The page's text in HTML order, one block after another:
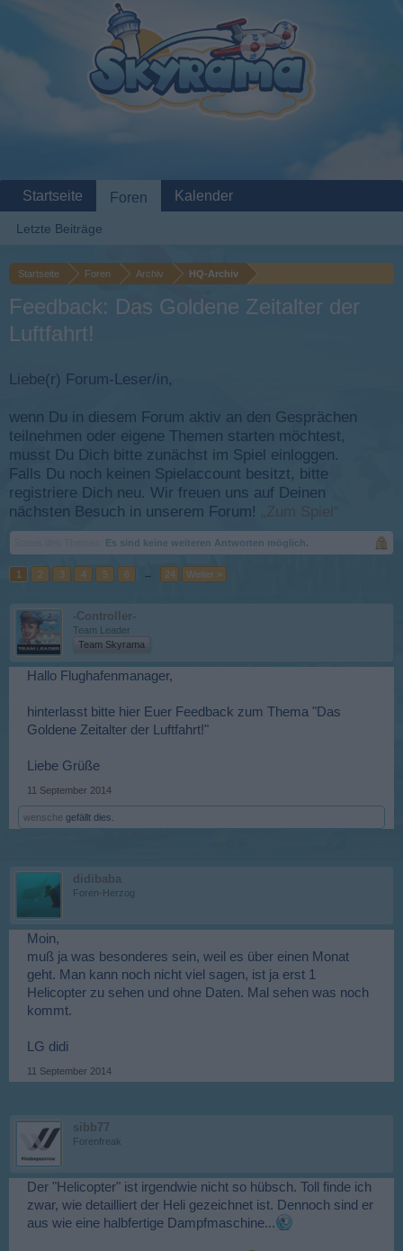
Startseite Foren Archiv HQ-Archiv
Feedback: Das Goldene Zeitalter der
Luftfahrt!
Liebe(r) Forum-Leser/in,
wenn Du in diesem Forum aktiv an den Gesprächen
teilnehmen oder eigene Themen starten möchtest,
musst Du Dich bitte zunächst im Spiel einloggen.
Falls Du noch keinen Spielaccount besitzt, bitte
registriere Dich neu. Wir freuen uns auf Deinen
nächsten Besuch in unserem Forum! „Zum Spiel“
Es sind keine weiteren Antworten möglich.
1 2 3 4 5 6 → 24 Weiter >
-Controller-
Team Leader
Team Skyrama
Hallo Flughafenmanager,
hinterlasst bitte hier Euer Feedback zum Thema "Das
Goldene Zeitalter der Luftfahrt!"
Liebe Grüße
11 September 2014
wensche gefällt dies.
didibaba
Foren-Herzog
Moin,
muß ja was besonderes sein, weil es über einen Monat
geht. Man kann noch nicht viel sagen, ist ja erst 1
Helicopter zu sehen und ohne Daten. Mal sehen was noch
kommt.
LG didi
11 September 2014
sibb77
Forenfreak
Der "Helicopter" ist irgendwie nicht so hübsch. Toll finde ich
zwar, wie detailliert der Heli gezeichnet ist. Dennoch sind er
aus wie eine halbfertige Dampfmaschine...
Startseite Foren
Letzte Beiträge
Kalender